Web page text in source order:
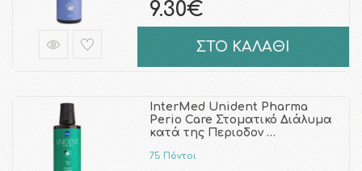
9.30€
ΣΤΟ ΚΑΛΑΘΙ
InterMed Unident Pharma
Perio Care Στοματικό Διάλυμα
κατά της Περιοδον …
75 Πόντοι